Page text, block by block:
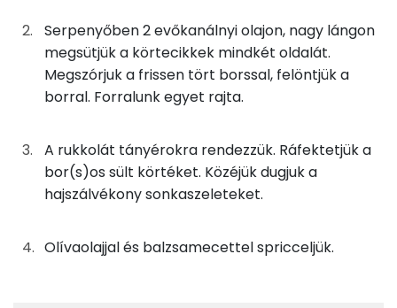
40gprosciutto
100 kcal
25g rukkola
6 kcal
négyszínű bors
5g olívaolaj
44 kcal
25g fehérbor
TOP ásványi anyagok
Nátrium
Kálcium
Foszfor
Magnézium
TOP vitaminok
Serpenyőben 2 evőkanálnyi olajon, nagy lángon
megsütjük a körtecikkek mindkét oldalát.
Megszórjuk a frissen tört borssal, felöntjük a
borral. Forralunk egyet rajta.
A rukkolát tányérokra rendezzük. Ráfektetjük a
bor(s)os sült körtéket. Közéjük dugjuk a
hajszálvékony sonkaszeleteket.
Olívaolajjal és balzsamecettel spricceljük.